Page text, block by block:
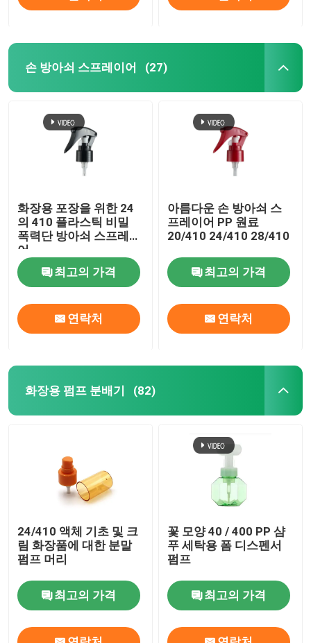
손 방아쇠 스프레이어 (27)
화장용 포장을 위한 24
의 410 플라스틱 비밀
폭력단 방아쇠 스프레이
어
최고의 가격
연락처
아름다운 손 방아쇠 스
프레이어 PP 원료
20/410 24/410 28/410
최고의 가격
연락처
화장용 펌프 분배기 (82)
24/410 액체 기초 및 크
림 화장품에 대한 분말
펌프 머리
최고의 가격
꽃 모양 40 / 400 PP 샴
푸 세탁용 폼 디스펜서
펌프
최고의 가격